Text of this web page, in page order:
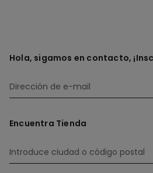
Hola, sigamos en contacto,
Encuentra Tienda